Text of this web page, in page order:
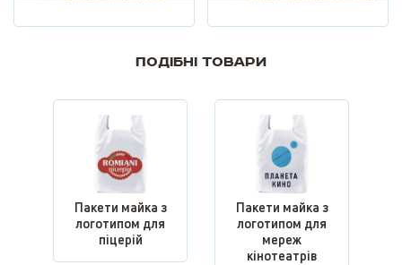
Подібні товари
Пакети майка з
логотипом для
піцерій
Пакети майка з
логотипом для
мереж
кінотеатрів